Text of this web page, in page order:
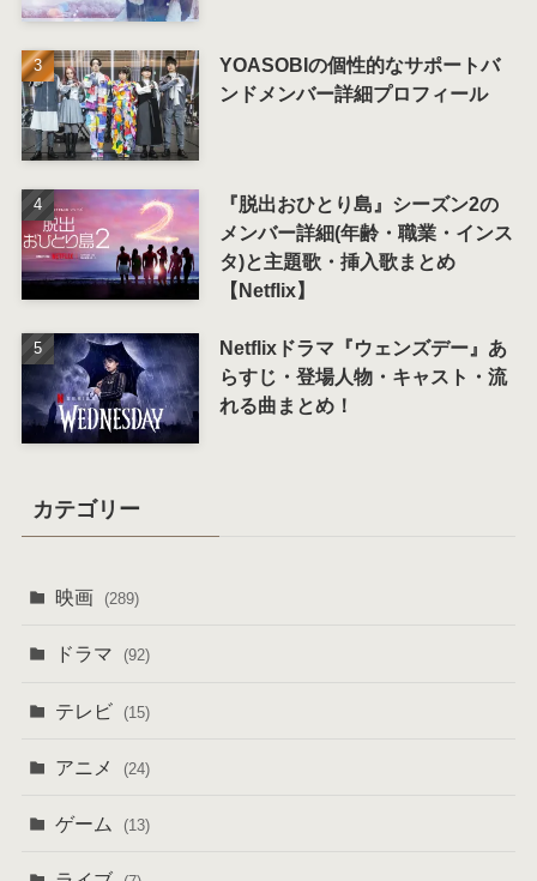
YOASOBIの個性的なサポートバ
ンドメンバー詳細プロフィール
『脱出おひとり島』シーズン2の
メンバー詳細(年齢・職業・インス
タ)と主題歌・挿入歌まとめ
【Netflix】
Netflixドラマ『ウェンズデー』あ
らすじ・登場人物・キャスト・流
れる曲まとめ！
カテゴリー
映画 (289)
ドラマ (92)
テレビ (15)
アニメ (24)
ゲーム (13)